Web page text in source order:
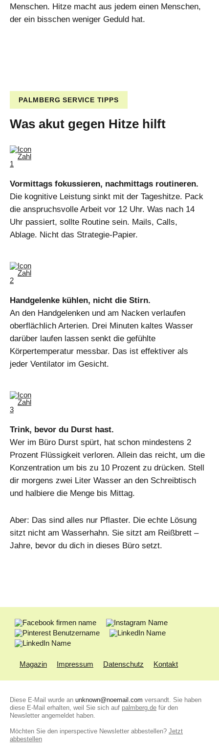
Menschen. Hitze macht aus jedem einen Menschen,
der ein bisschen weniger Geduld hat.
PALMBERG SERVICE TIPPS
Was akut gegen Hitze hilft
Vormittags fokussieren, nachmittags routineren.
Die kognitive Leistung sinkt mit der Tageshitze. Pack
die anspruchsvolle Arbeit vor 12 Uhr. Was nach 14
Uhr passiert, sollte Routine sein. Mails, Calls,
Ablage. Nicht das Strategie-Papier.
Handgelenke kühlen, nicht die Stirn.
An den Handgelenken und am Nacken verlaufen
oberflächlich Arterien. Drei Minuten kaltes Wasser
darüber laufen lassen senkt die gefühlte
Körpertemperatur messbar. Das ist effektiver als
jeder Ventilator im Gesicht.
Trink, bevor du Durst hast.
Wer im Büro Durst spürt, hat schon mindestens 2
Prozent Flüssigkeit verloren. Allein das reicht, um die
Konzentration um bis zu 10 Prozent zu drücken. Stell
dir morgens zwei Liter Wasser an den Schreibtisch
und halbiere die Menge bis Mittag.
Aber: Das sind alles nur Pflaster. Die echte Lösung
sitzt nicht am Wasserhahn. Sie sitzt am Reißbrett –
Jahre, bevor du dich in dieses Büro setzt.
Magazin Impressum Datenschutz Kontakt
Diese E-Mail wurde an unknown@noemail.com versandt. Sie haben
diese E-Mail erhalten, weil Sie sich auf palmberg.de für den
Newsletter angemeldet haben.
Möchten Sie den inperspective Newsletter abbestellen? Jetzt
abbestellen